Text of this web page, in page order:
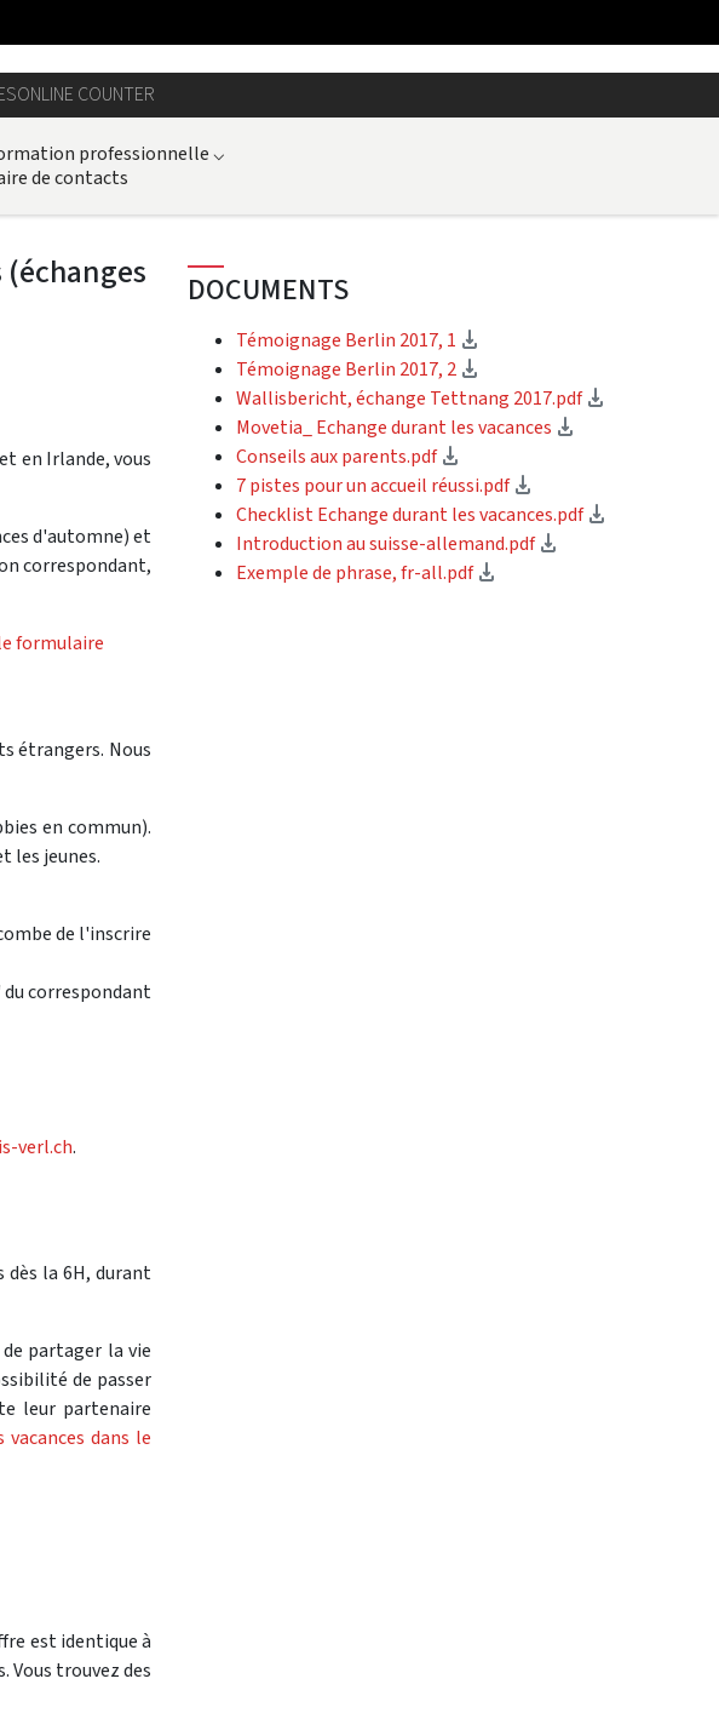
ONLINE COUNTER
professionnelle ⌵
de contacts
en Irlande, vous
d'automne) et
correspondant,
formulaire
étrangers. Nous
en commun).
les jeunes.
de l'inscrire
correspondant
verl.ch.
dès la 6H, durant
partager la vie
de passer
leur partenaire
vacances dans le
est identique à
trouvez des
DOCUMENTS
Témoignage Berlin 2017, 1
Témoignage Berlin 2017, 2
Wallisbericht, échange Tettnang 2017.pdf
Movetia_ Echange durant les vacances
Conseils aux parents.pdf
7 pistes pour un accueil réussi.pdf
Checklist Echange durant les vacances.pdf
Introduction au suisse-allemand.pdf
Exemple de phrase, fr-all.pdf